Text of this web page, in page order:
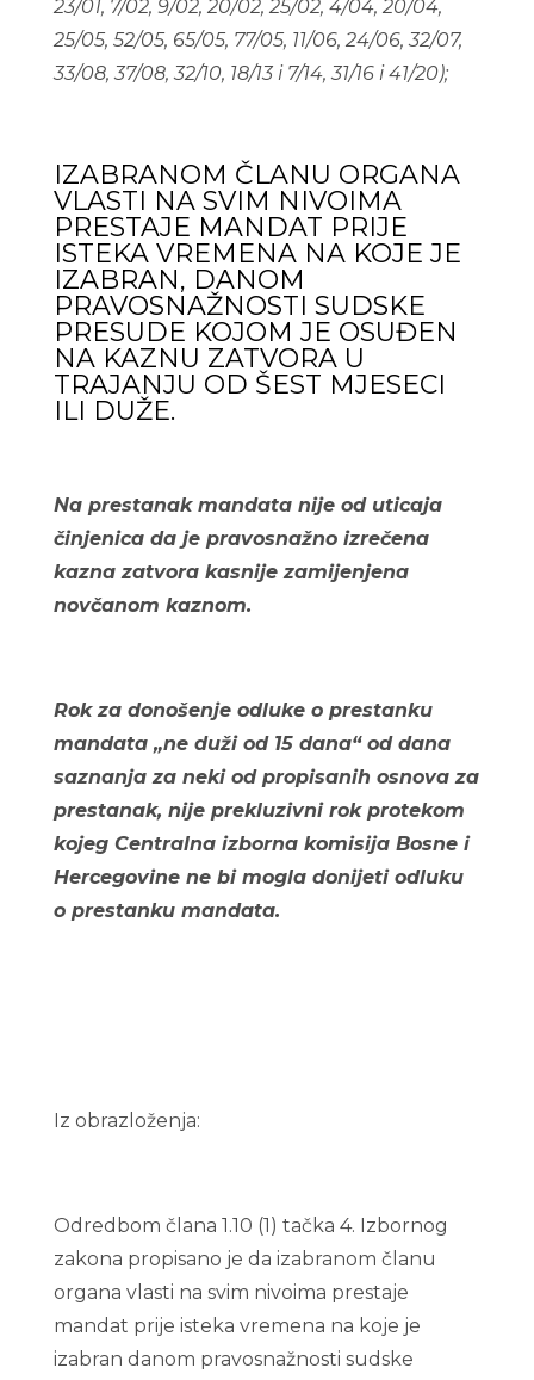
23/01, 7/02, 9/02, 20/02, 25/02, 4/04, 20/04,
25/05, 52/05, 65/05, 77/05, 11/06, 24/06, 32/07,
33/08, 37/08, 32/10, 18/13 i 7/14, 31/16 i 41/20);
IZABRANOM ČLANU ORGANA
VLASTI NA SVIM NIVOIMA
PRESTAJE MANDAT PRIJE
ISTEKA VREMENA NA KOJE JE
IZABRAN, DANOM
PRAVOSNAŽNOSTI SUDSKE
PRESUDE KOJOM JE OSUĐEN
NA KAZNU ZATVORA U
TRAJANJU OD ŠEST MJESECI
ILI DUŽE.
Na prestanak mandata nije od uticaja
činjenica da je pravosnažno izrečena
kazna zatvora kasnije zamijenjena
novčanom kaznom.
Rok za donošenje odluke o prestanku
mandata „ne duži od 15 dana“ od dana
saznanja za neki od propisanih osnova za
prestanak, nije prekluzivni rok protekom
kojeg Centralna izborna komisija Bosne i
Hercegovine ne bi mogla donijeti odluku
o prestanku mandata.
Iz obrazloženja:
Odredbom člana 1.10 (1) tačka 4. Izbornog
zakona propisano je da izabranom članu
organa vlasti na svim nivoima prestaje
mandat prije isteka vremena na koje je
izabran danom pravosnažnosti sudske